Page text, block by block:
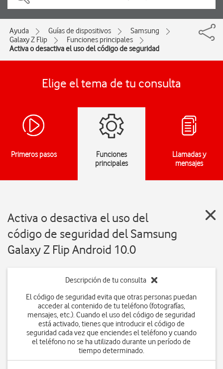
Ayuda Guías de dispositivos
Samsung
Galaxy Z Flip
Funciones principales
Activa o desactiva el uso del código de seguridad
Elige el tema de tu consulta
Primeros pasos
Funciones
principales
Llamadas y
mensajes
Activa o desactiva el uso del
código de seguridad del Samsung
Galaxy Z Flip Android 10.0
Descripción de tu consulta
El código de seguridad evita que otras personas puedan
acceder al contenido de tu teléfono (fotografías,
mensajes, etc.). Cuando el uso del código de seguridad
está activado, tienes que introducir el código de
seguridad cada vez que enciendes el teléfono y cuando
el teléfono no se ha utilizado durante un período de
tiempo determinado.